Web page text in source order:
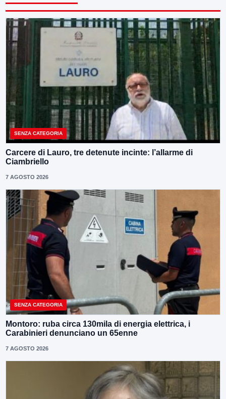
SENZA CATEGORIA
Carcere di Lauro, tre detenute incinte: l’allarme di
Ciambriello
7 AGOSTO 2026
SENZA CATEGORIA
Montoro: ruba circa 130mila di energia elettrica, i
Carabinieri denunciano un 65enne
7 AGOSTO 2026